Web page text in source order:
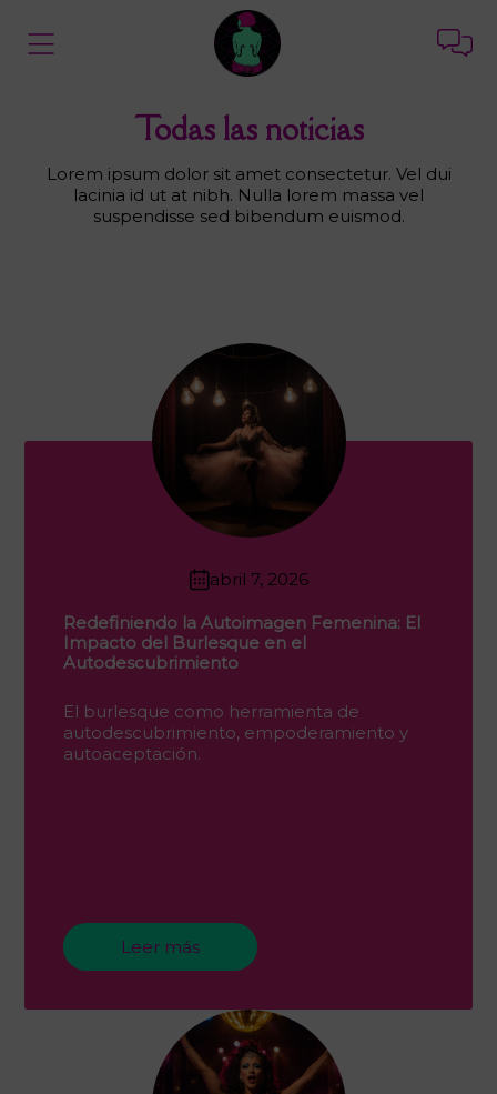
Todas las noticias
Lorem ipsum dolor sit amet consectetur. Vel dui
lacinia id ut at nibh. Nulla lorem massa vel
suspendisse sed bibendum euismod.
abril 7, 2026
Redefiniendo la Autoimagen Femenina: El
Impacto del Burlesque en el
Autodescubrimiento
El burlesque como herramienta de
autodescubrimiento, empoderamiento y
autoaceptación.
Leer más